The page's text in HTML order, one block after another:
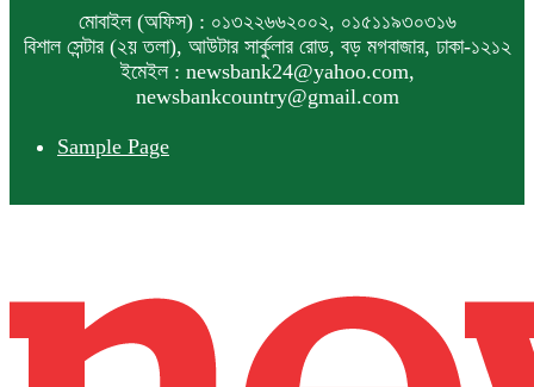
মোবাইল (অফিস) : ০১৩২২৬৬২০০২, ০১৫১১৯৩০৩১৬
বিশাল সেন্টার (২য় তলা), আউটার সার্কুলার রোড, বড় মগবাজার, ঢাকা-১২১২
ইমেইল : newsbank24@yahoo.com,
newsbankcountry@gmail.com
Sample Page